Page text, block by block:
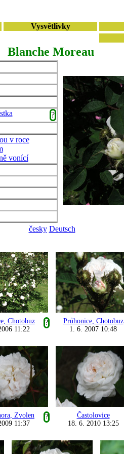
Vysvětlivky
Blanche Moreau
?
v roce
vonící
česky Deutsch
Chotobuz
?
11:22
Průhonice, Chotobuz
1. 6. 2007 10:48
Zvolen
?
11:37
Častolovice
18. 6. 2010 13:25